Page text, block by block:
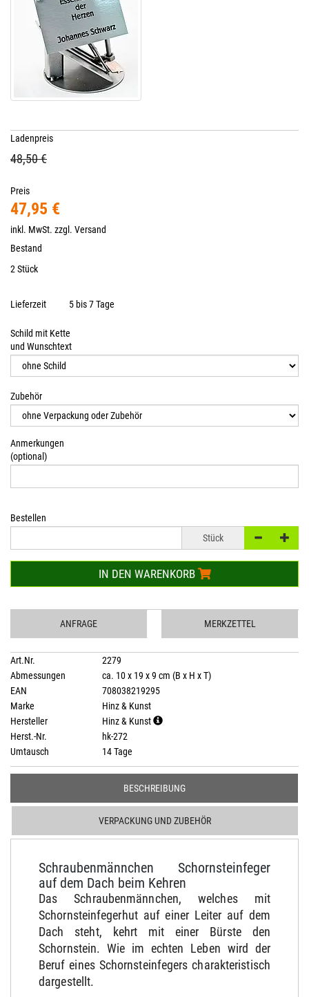
Ladenpreis
48,50 €
Preis
47,95 €
inkl. MwSt. zzgl. Versand
Bestand
2 Stück
Lieferzeit 5 bis 7 Tage
Schild mit Kette
und Wunschtext
Zubehör
Anmerkungen
(optional)
Bestellen
Stück
IN DEN WARENKORB
ANFRAGE MERKZETTEL
Art.Nr.
2279
Abmessungen
ca. 10 x 19 x 9 cm (B x H x T)
EAN
708038219295
Marke
Hinz & Kunst
Hersteller
Hinz & Kunst
Herst.-Nr.
hk-272
Umtausch
14 Tage
BESCHREIBUNG
VERPACKUNG UND ZUBEHÖR
Schraubenmännchen Schornsteinfeger
auf dem Dach beim Kehren
Das Schraubenmännchen, welches mit
Schornsteinfegerhut auf einer Leiter auf dem
Dach steht, kehrt mit einer Bürste den
Schornstein. Wie im echten Leben wird der
Beruf eines Schornsteinfegers charakteristisch
dargestellt.